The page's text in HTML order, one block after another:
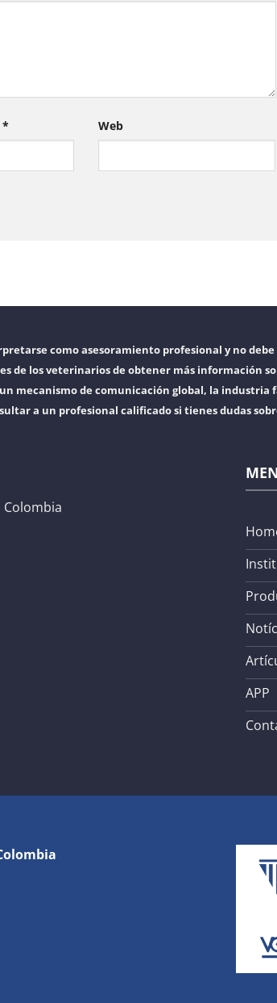
* Web
como asesoramiento profesional y no debe
de los veterinarios de obtener más información
mecanismo de comunicación global, la
a un profesional calificado si tienes dudas
Colombia
APP